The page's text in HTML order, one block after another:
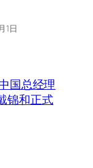
1日
国总经理
锦和正式